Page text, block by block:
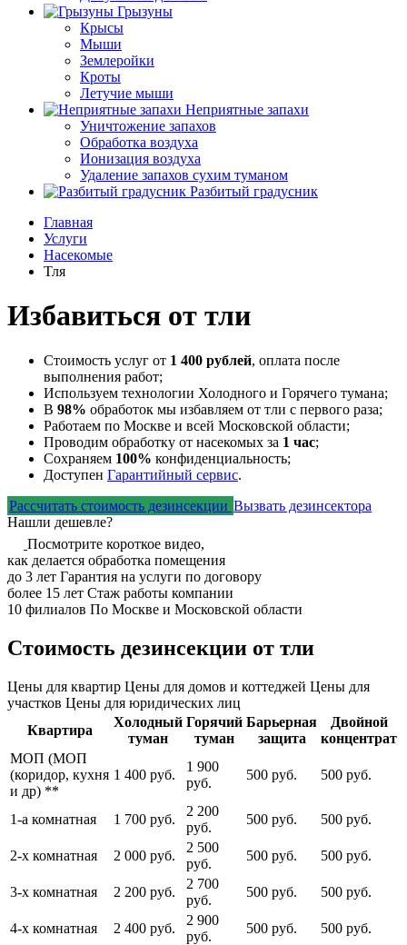
Грызуны
Крысы
Мыши
Землеройки
Кроты
Летучие мыши
Неприятные запахи
Уничтожение запахов
Обработка воздуха
Ионизация воздуха
Удаление запахов сухим туманом
Разбитый градусник
Главная
Услуги
Насекомые
Тля
Избавиться от тли
Стоимость услуг от 1 400 рублей, оплата после
выполнения работ;
Используем технологии Холодного и Горячего тумана;
В 98% обработок мы избавляем от тли с первого раза;
Работаем по Москве и всей Московской области;
Проводим обработку от насекомых за 1 час;
Сохраняем 100% конфиденциальность;
Доступен Гарантийный сервис.
Рассчитать стоимость дезинсекции Вызвать дезинсектора
Нашли дешевле?
Посмотрите короткое видео,
как делается обработка помещения
до 3 лет Гарантия на услуги по договору
более 15 лет Стаж работы компании
10 филиалов По Москве и Московской области
Стоимость дезинсекции от тли
Цены для квартир Цены для домов и коттеджей Цены для
участков Цены для юридических лиц
Квартира
Холодный
туман
Горячий
туман
Барьерная
защита
Двойной
концентрат
МОП (МОП
(коридор, кухня
и др) **
1 400 руб.
1 900
руб.
500 руб. 500 руб.
1-а комнатная 1 700 руб.
2 200
руб.
500 руб. 500 руб.
2-х комнатная 2 000 руб.
2 500
руб.
500 руб. 500 руб.
3-х комнатная 2 200 руб.
2 700
руб.
500 руб. 500 руб.
4-х комнатная 2 400 руб.
2 900
руб.
500 руб.
500 руб.